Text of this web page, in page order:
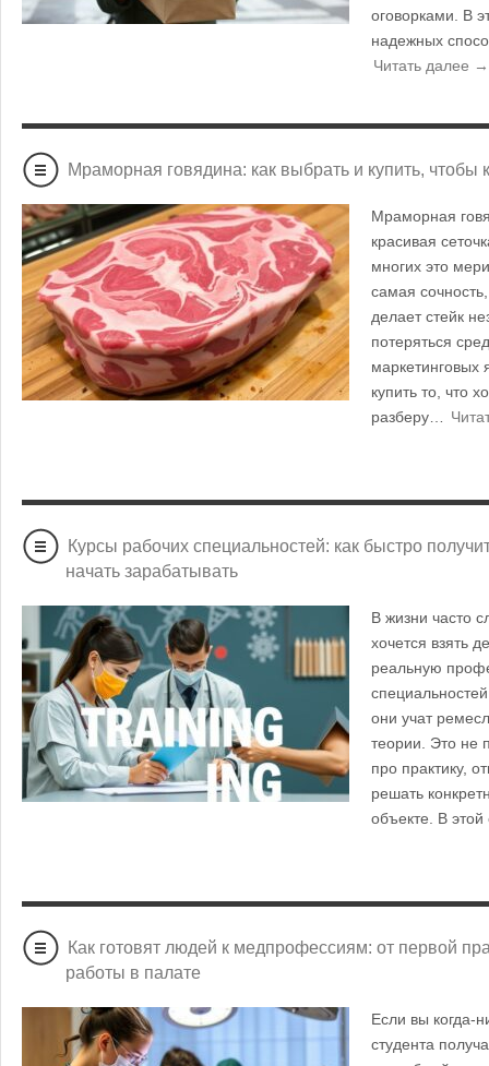
оговорками. В
надежных
Читать далее →
Мраморная говядина: как выбрать и купить, чтобы
Мраморная
красивая
многих это
самая
делает стейк
потеряться
маркетинговых
купить то, что
разберу…
Курсы рабочих специальностей: как быстро
начать зарабатывать
В жизни часто
хочется взять
реальную
они учат
теории. Это не
про практику,
решать
объекте. В
Как готовят людей к медпрофессиям: от первой
работы в палате
Если вы когда-
студента